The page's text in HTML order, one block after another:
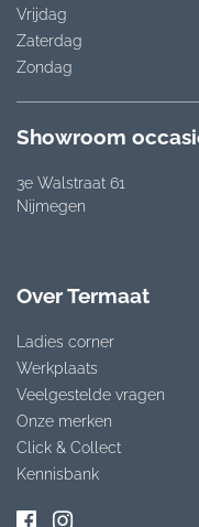
Vrijdag
Zaterdag
Zondag
Showroom
3e Walstraat 61
Nijmegen
Over Termaat
Ladies corner
Werkplaats
Veelgestelde vragen
Onze merken
Click & Collect
Kennisbank